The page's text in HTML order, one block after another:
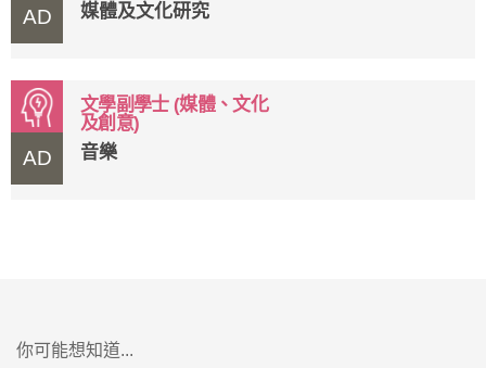
AD
媒體及文化研究
AD
文學副學士 (媒體、文化
及創意)
音樂
你可能想知道...